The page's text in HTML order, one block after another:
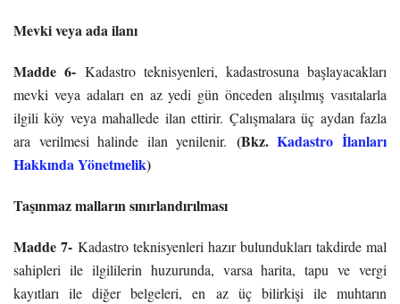
Mevki veya ada ilanı
Madde 6- Kadastro teknisyenleri, kadastrosuna başlayacakları
mevki veya adaları en az yedi gün önceden alışılmış vasıtalarla
ilgili köy veya mahallede ilan ettirir. Çalışmalara üç aydan fazla
ara verilmesi halinde ilan yenilenir. (Bkz.Kadastro İlanları
Hakkında Yönetmelik)
Taşınmaz malların sınırlandırılması
Madde 7- Kadastro teknisyenleri hazır bulundukları takdirde mal
sahipleri ile ilgililerin huzurunda, varsa harita, tapu ve vergi
kayıtları ile diğer belgeleri, en az üç bilirkişi ile muhtarın